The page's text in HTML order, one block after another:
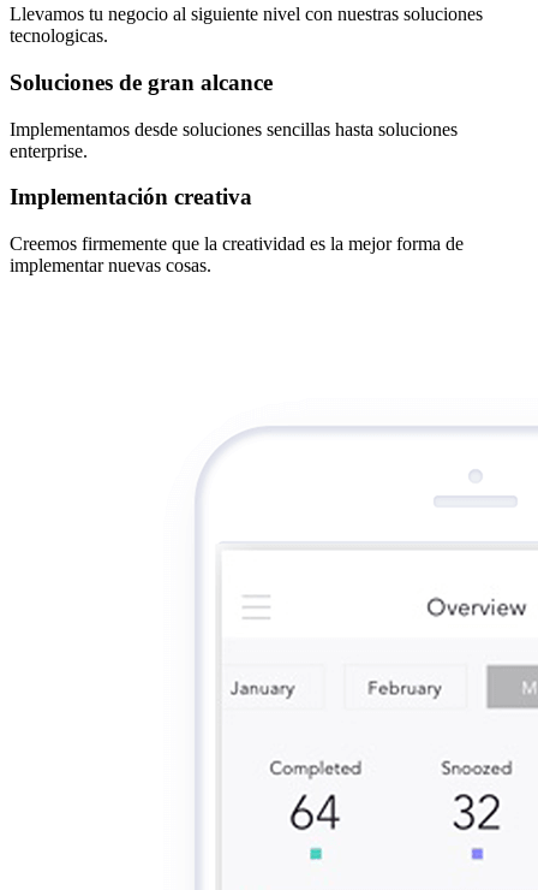
Llevamos tu negocio al siguiente nivel con nuestras soluciones
tecnologicas.
Soluciones de gran alcance
Implementamos desde soluciones sencillas hasta soluciones
enterprise.
Implementación creativa
Creemos firmemente que la creatividad es la mejor forma de
implementar nuevas cosas.